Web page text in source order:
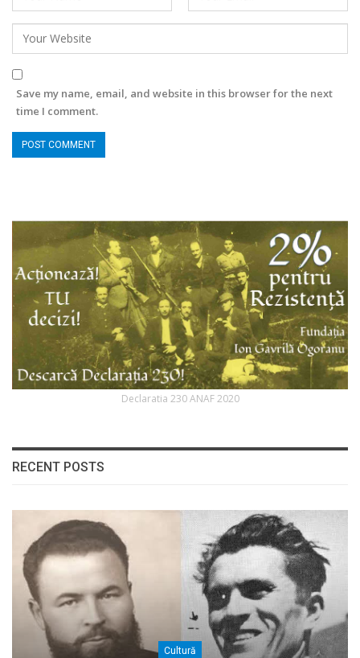
Save my name, email, and website in this browser for the next
time I comment.
Declaratia 230 ANAF 2020
RECENT POSTS
Cultură